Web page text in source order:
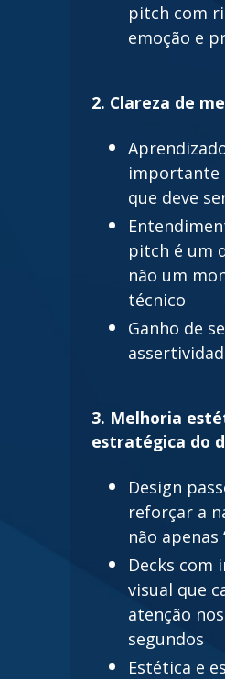
pitch com
emoção e
2. Clareza de
importante
que deve
pitch é um
não um
técnico
Ganho de
3. Melhoria
estratégica do
Design
reforçar a
não apenas
Decks com
visual que
atenção
segundos
Estética e